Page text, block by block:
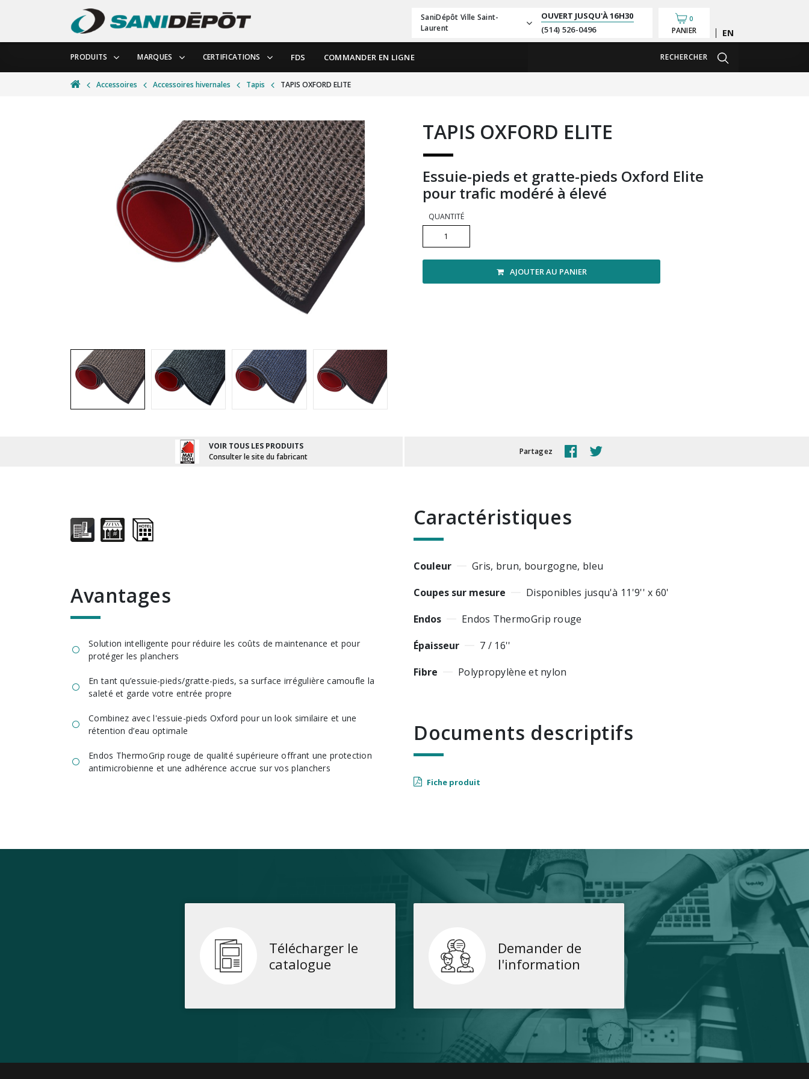
SaniDépôt Ville Saint-
Laurent
OUVERT JUSQU'À16H30
(514) 526-0496
0
PANIER English
PRODUITS MARQUES CERTIFICATIONS FDS COMMANDER EN LIGNE RECHERCHER
Accessoires Accessoires hivernales Tapis TAPIS OXFORD ELITE
TAPIS OXFORD ELITE
Essuie-pieds et gratte-pieds Oxford Elite
pour trafic modéré à élevé
QUANTITÉ
AJOUTER AU PANIER
VOIR TOUS LES PRODUITS
Consulter le site du fabricant
Partagez
avantages
Solution intelligente pour réduire les coûts de maintenance et pour
protéger les planchers
En tant qu’essuie-pieds/gratte-pieds, sa surface irrégulière camoufle la
saleté et garde votre entrée propre
Combinez avec l'essuie-pieds Oxford pour un look similaire et une
rétention d’eau optimale
Endos ThermoGrip rouge de qualité supérieure offrant une protection
antimicrobienne et une adhérence accrue sur vos planchers
Caractéristiques
Couleur
Gris, brun, bourgogne, bleu
Coupes sur mesure
Disponibles jusqu'à 11'9'' x 60'
Endos
Endos ThermoGrip rouge
Épaisseur
7 / 16''
Fibre
Polypropylène et nylon
Documents descriptifs
Fiche produit
Télécharger le
catalogue
Demander de
l'information